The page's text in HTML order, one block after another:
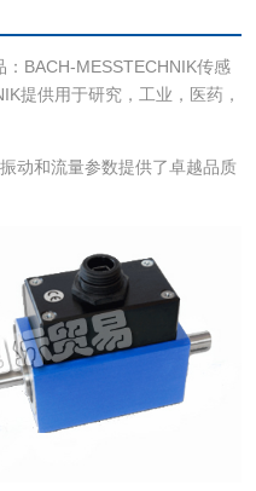
：BACH-MESSTECHNIK传感
提供用于研究，工业，医药，
动和流量参数提供了卓越品质